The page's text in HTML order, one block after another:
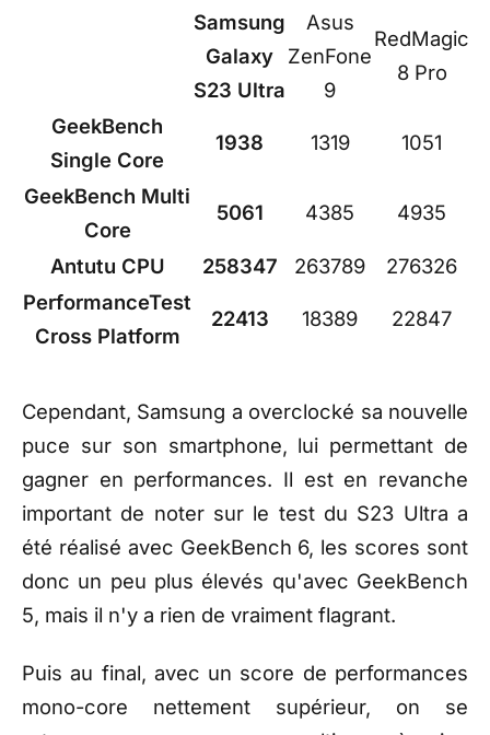
Samsung
Galaxy
S23 Ultra
Asus
ZenFone
9
RedMagic
8 Pro
GeekBench
Single Core
1938 1319 1051
GeekBench Multi
Core
5061 4385 4935
Antutu CPU 258347 263789
276326
PerformanceTest
Cross Platform
22413 18389 22847
Cependant, Samsung a overclocké sa nouvelle
puce sur son smartphone, lui permettant de
gagner en performances. Il est en revanche
important de noter sur le test du S23 Ultra a
été réalisé avec GeekBench 6, les scores sont
donc un peu plus élevés qu'avec GeekBench
5, mais il n'y a rien de vraiment flagrant.
Puis au final, avec un score de performances
mono-core nettement supérieur, on se